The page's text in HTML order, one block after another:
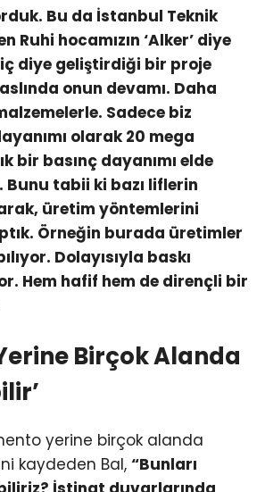
Bu da İstanbul Teknik
Ruhi hocamızın ‘Alker’ diye
diye geliştirdiği bir proje
onun devamı. Daha
Sadece biz
olarak 20 mega
bir basınç dayanımı elde
Bunu tabii ki bazı liflerin
üretim yöntemlerini
Örneğin burada üretimler
Dolayısıyla baskı
Hem hafif hem de dirençli bir
Birçok Alanda
yerine birçok alanda
kaydeden Bal, “Bunları